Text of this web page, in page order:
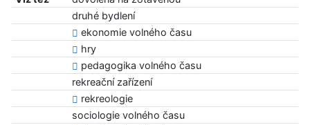
druhé bydlení
ekonomie volného času
hry
pedagogika volného času
rekreační zařízení
rekreologie
sociologie volného času